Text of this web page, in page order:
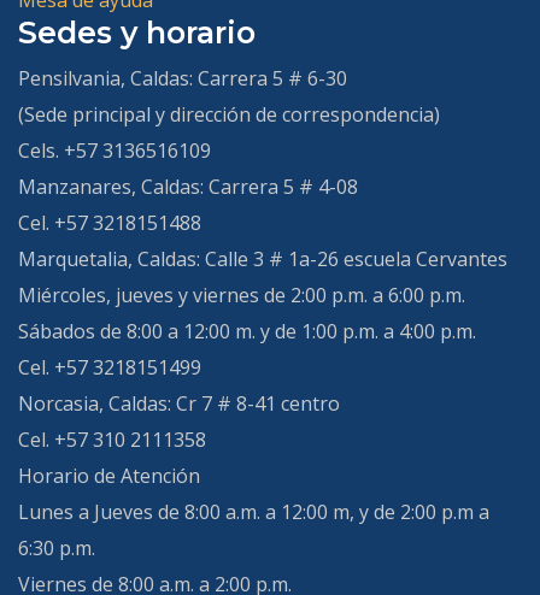
Sedes y horario
Pensilvania, Caldas: Carrera 5 # 6-30
(Sede principal y dirección de correspondencia)
Cels. +57 3136516109
Manzanares, Caldas: Carrera 5 # 4-08
Cel. +57 3218151488
Marquetalia, Caldas: Calle 3 # 1a-26 escuela Cervantes
Miércoles, jueves y viernes de 2:00 p.m. a 6:00 p.m.
Sábados de 8:00 a 12:00 m. y de 1:00 p.m. a 4:00 p.m.
Cel. +57 3218151499
Norcasia, Caldas: Cr 7 # 8-41 centro
Cel. +57 310 2111358
Horario de Atención
Lunes a Jueves de 8:00 a.m. a 12:00 m, y de 2:00 p.m a
6:30 p.m.
Viernes de 8:00 a.m. a 2:00 p.m.